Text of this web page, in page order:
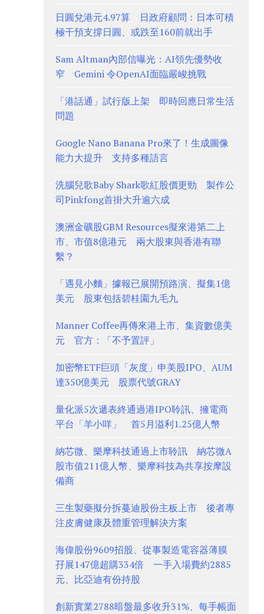
日圓兌港元4.97算 日政府顧問：日本可積
極干預支撐日圓、或跌至160前就出手
Sam Altman內部信曝光：AI領先優勢收
窄 Gemini 令OpenAI面臨嚴峻挑戰
「港話通」試行版上架 即時回應日常生活
問題
Google Nano Banana Pro來了！生成圖像
能力大提升 支持多種語言
洗腦兒歌Baby Shark歌紅股價更勁 製作公
司Pinkfong首掛大升逾六成
澳洲金礦股GBM Resources擬來港第二上
市、市值8億港元 兩大股東與香港有聯
繫？
「遇見小麵」據報已展開預路演、擬集1億
美元 股東包括碧桂園九毛九
Manner Coffee再傳來港上市、集資數億美
元 官方：「不予置評」
加密幣ETF巨頭「灰度」申美股IPO、AUM
達350億美元 股票代號GRAY
量化派5次遞表終通過港IPO聆訊、擁電商
平台「羊小咩」 首5月溢利1.25億人幣
納芯微、樂摩科技通過上市聆訊 納芯微A
股市值211億人幣、樂摩科技為共享按摩設
備商
三生製藥擬分拆蔓迪股份主板上市 後者專
注皮膚健康及體重管理解決方案
海偉股份9609招股、從事製造電容器薄膜
孖展147億超購334倍 一手入場費約2885
元、比亞迪有份持股
創新實業2788暗盤最多收升31%、每手帳面